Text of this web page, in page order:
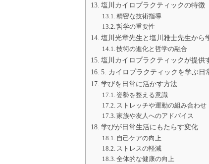
塩川カイロプラクティックの特徴
精密な技術指導
哲学の重要性
塩川光章先生と塩川雅士先生から
技術の進化と哲学の融合
塩川カイロプラクティックが提供
5. カイロプラクティックを学ぶ日
学びを日常に活かす方法
姿勢を整える意識
ストレッチや運動の組み合わせ
家族や友人へのアドバイス
学びが日常生活にもたらす変化
自己ケアの向上
ストレスの軽減
全体的な健康の向上